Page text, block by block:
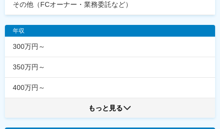
その他（FCオーナー・業務委託など）
年収
300万円～
350万円～
400万円～
もっと見る